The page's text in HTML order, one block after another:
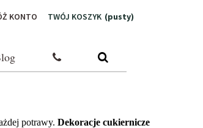
TWÓJ KOSZYK (pusty)
KONTO
potrawy. Dekoracje cukiernicze